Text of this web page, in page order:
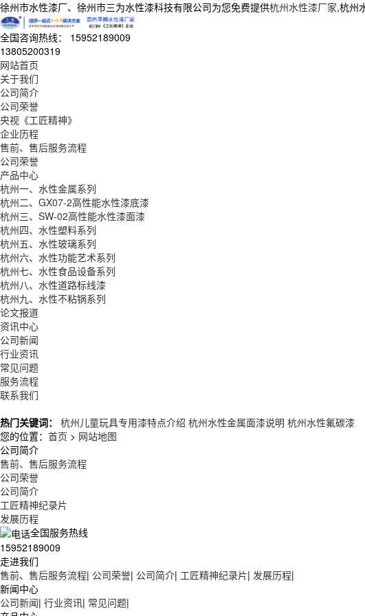
徐州市水性漆厂、徐州市三为水性漆科技有限公司为您免费提供杭州水性漆厂家,杭州
全国咨询热线： 15952189009
13805200319
网站首页
关于我们
公司简介
公司荣誉
央视《工匠精神》
企业历程
售前、售后服务流程
公司荣誉
产品中心
杭州一、水性金属系列
杭州二、GX07-2高性能水性漆底漆
杭州三、SW-02高性能水性漆面漆
杭州四、水性塑料系列
杭州五、水性玻璃系列
杭州六、水性功能艺术系列
杭州七、水性食品设备系列
杭州八、水性道路标线漆
杭州九、水性不粘锅系列
论文报道
资讯中心
公司新闻
行业资讯
常见问题
服务流程
联系我们
热门关键词：
杭州儿童玩具专用漆特点介绍 杭州水性金属面漆说明 杭州水性氟碳漆
您的位置： 首页 > 网站地图
公司简介
售前、售后服务流程
公司荣誉
公司简介
工匠精神纪录片
发展历程
全国服务热线
15952189009
走进我们
售前、售后服务流程| 公司荣誉| 公司简介| 工匠精神纪录片| 发展历程|
新闻中心
公司新闻| 行业资讯| 常见问题|